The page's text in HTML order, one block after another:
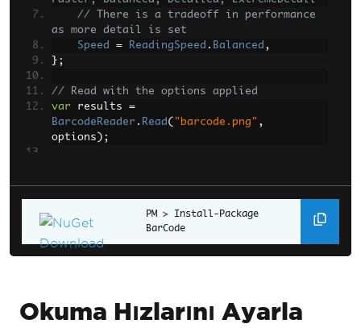
// There is a tradeoff in performance
as more detail is set
Speed
= ReadingSpeed . Balanced ,
};
// Read with the options applied
var results =
BarcodeReader . Read ( "barcode.png" ,
options );
Console.WriteLine($"Found
{results.Values()[0]}");
Install-Package
BarCode
Okuma Hızlarını Ayarla